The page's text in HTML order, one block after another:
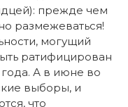
прежде чем
размежеваться!
могущий
ратифицирован
А в июне во
выборы, и
что